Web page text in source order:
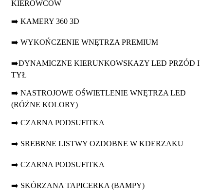
KIEROWCÓW
➡️ KAMERY 360 3D
➡️ WYKOŃCZENIE WNĘTRZA PREMIUM
➡️DYNAMICZNE KIERUNKOWSKAZY LED PRZÓD I
TYŁ
➡️ NASTROJOWE OŚWIETLENIE WNĘTRZA LED
(RÓŻNE KOLORY)
➡️ CZARNA PODSUFITKA
➡️ SREBRNE LISTWY OZDOBNE W KDERZAKU
➡️ CZARNA PODSUFITKA
➡️ SKÓRZANA TAPICERKA (BAMPY)